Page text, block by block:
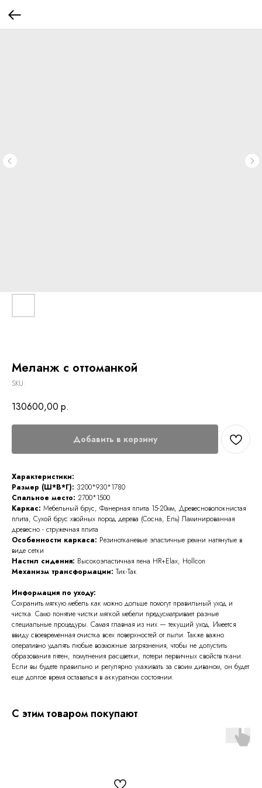
Меланж с оттоманкой
SKU:
130600,00 р.
Добавить в корзину
Характеристики:
Размер (Ш*В*Г): 3200*930*1780
Спальное место: 2700*1500
Каркас: Мебельный брус, Фанерная плита 15-20мм, Древесноволокнистая
плита, Сухой брус хвойных пород дерева (Сосна, Ель) Ламинированная
древесно - стружечная плита
Особенности каркаса: Резинотканевые эластичные ремни натянутые в
виде сетки
Настил сидения: Высокоэластичная пена HR+Elax, Hollcon
Механизм трансформации: Тик-Так
Информация по уходу:
Сохранить мягкую мебель как можно дольше помогут правильный уход и
чистка. Само понятие чистки мягкой мебели предусматривает разные
специальные процедуры. Самая главная из них — текущий уход. Имеется
ввиду своевременная очистка всех поверхностей от пыли. Также важно
оперативно удалять любые возможные загрязнения, чтобы не допустить
образования пятен, помутнения расцветки, потери первичных свойств ткани.
Если вы будете правильно и регулярно ухаживать за своим диваном, он будет
еще долгое время оставаться в аккуратном состоянии.
С этим товаром покупают